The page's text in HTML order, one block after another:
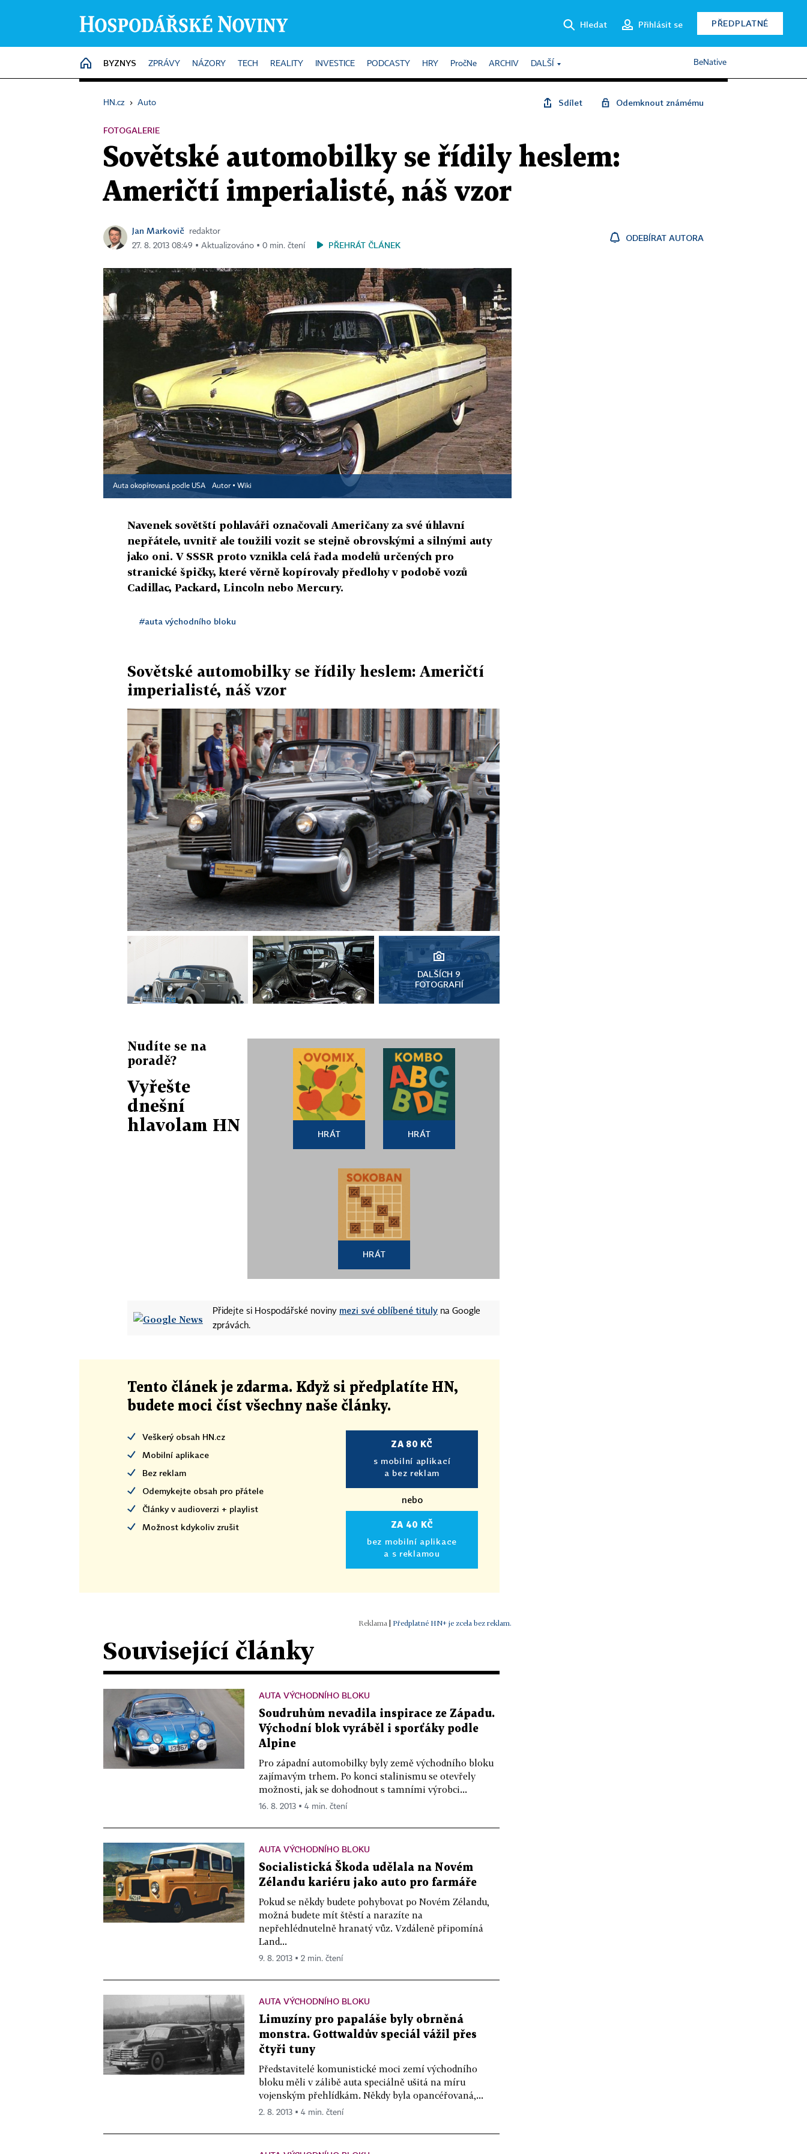
Hledat Přihlásit se PŘEDPLATNÉ
HOME
BYZNYS ZPRÁVY NÁZORY TECH REALITY INVESTICE PODCASTY HRY PročNe ARCHIV DALŠÍ BeNative
HN.cz › Auto Sdílet Odemknout známému
FOTOGALERIE
Sovětské automobilky se řídily heslem:
Američtí imperialisté, náš vzor
Jan Markovič
redaktor
27. 8. 2013 08:49 ▪ Aktualizováno ▪ 0 min. čtení
PŘEHRÁT ČLÁNEK
ODEBÍRAT AUTORA
Auta okopírovaná podle USA Autor ▪ Wiki
Navenek sovětští pohlaváři označovali Američany za své úhlavní
nepřátele, uvnitř ale toužili vozit se stejně obrovskými a silnými auty
jako oni. V SSSR proto vznikla celá řada modelů určených pro
stranické špičky, které věrně kopírovaly předlohy v podobě vozů
Cadillac, Packard, Lincoln nebo Mercury.
#auta východního bloku
Sovětské automobilky se řídily heslem: Američtí
imperialisté, náš vzor
DALŠÍCH 9
FOTOGRAFIÍ
Nudíte se na
poradě?
Vyřešte
dnešní
hlavolam HN
HRÁT HRÁT
HRÁT
Přidejte si Hospodářské noviny mezi své oblíbené tituly na Google
zprávách.
Tento článek je zdarma. Když si předplatíte HN,
budete moci číst všechny naše články.
Veškerý obsah HN.cz
Mobilní aplikace
Bez reklam
Odemykejte obsah pro přátele
Články v audioverzi + playlist
Možnost kdykoliv zrušit
ZA 80 KČ
s mobilní aplikací
a bez reklam
nebo
ZA 40 KČ
bez mobilní aplikace
a s reklamou
Předplatné HN+ je zcela bez reklam.
Související články
AUTA VÝCHODNÍHO BLOKU
Soudruhům nevadila inspirace ze Západu.
Východní blok vyráběl i sporťáky podle
Alpine
Pro západní automobilky byly země východního bloku
zajímavým trhem. Po konci stalinismu se otevřely
možnosti, jak se dohodnout s tamními výrobci...
16. 8. 2013 ▪ 4 min. čtení
AUTA VÝCHODNÍHO BLOKU
Socialistická Škoda udělala na Novém
Zélandu kariéru jako auto pro farmáře
Pokud se někdy budete pohybovat po Novém Zélandu,
možná budete mít štěstí a narazíte na
nepřehlédnutelně hranatý vůz. Vzdáleně připomíná
Land...
9. 8. 2013 ▪ 2 min. čtení
AUTA VÝCHODNÍHO BLOKU
Limuzíny pro papaláše byly obrněná
monstra. Gottwaldův speciál vážil přes
čtyři tuny
Představitelé komunistické moci zemí východního
bloku měli v zálibě auta speciálně ušitá na míru
vojenským přehlídkám. Někdy byla opancéřovaná,...
2. 8. 2013 ▪ 4 min. čtení